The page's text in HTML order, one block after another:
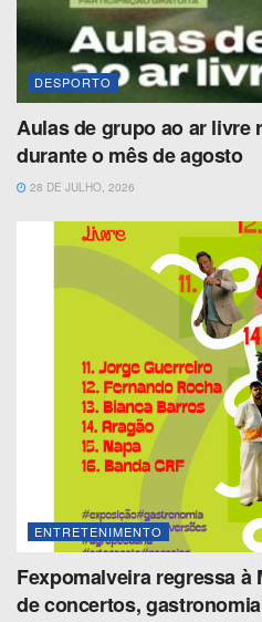
DESPORTO
Aulas de grupo ao ar livre
durante o mês de agosto
28 DE JULHO, 2026
ENTRETENIMENTO
Fexpomalveira regressa
de concertos,